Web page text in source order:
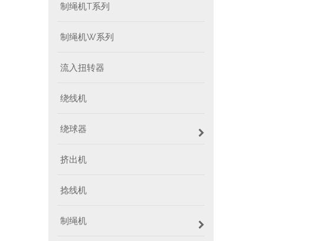
制绳机T系列
制绳机W系列
流入扭转器
绕线机
绕球器
挤出机
捻线机
制绳机